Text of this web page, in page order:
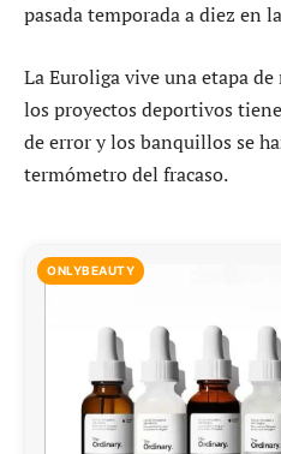
pasada temporada a diez en
La Euroliga vive una etapa
los proyectos deportivos
de error y los banquillos se
termómetro del fracaso.
ONLYBEAUTY